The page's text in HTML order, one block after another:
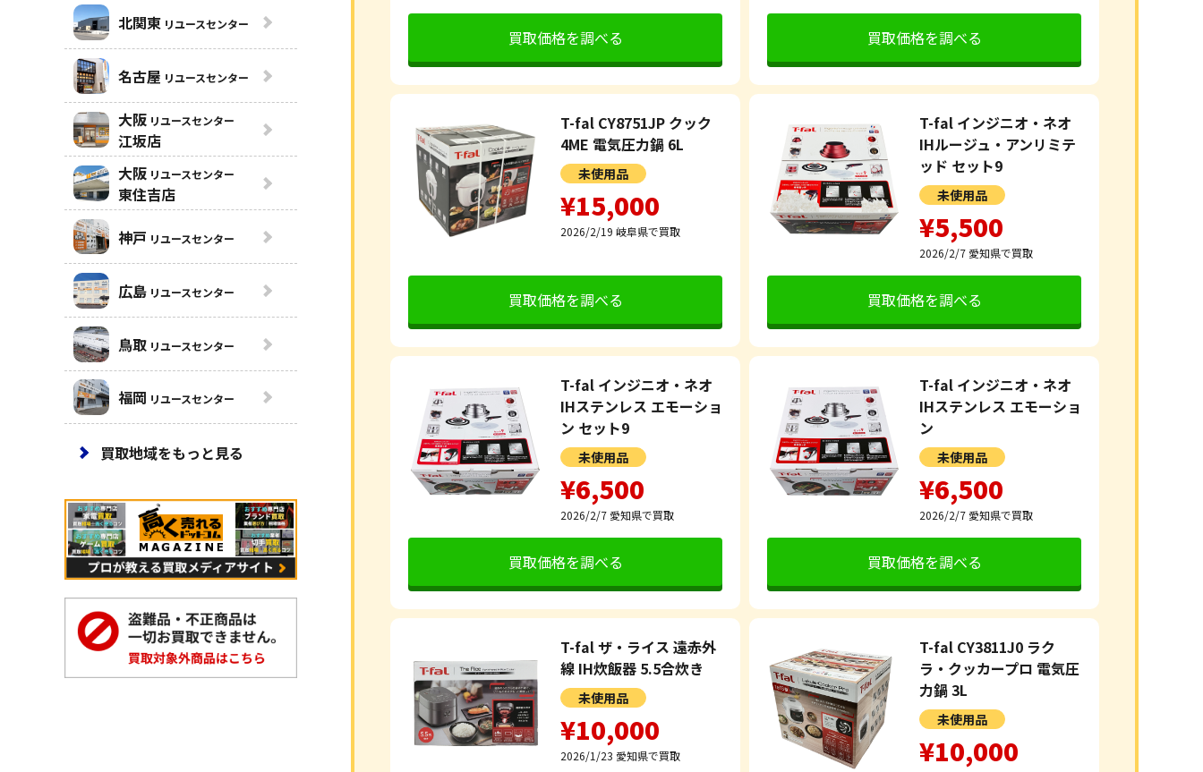
買取価格を調べる 買取価格を調べる
T-fal CY8751JP クック
4ME 電気圧力鍋 6L
未使用品
¥15,000
2026/2/19 岐阜県で買取
買取価格を調べる
T-fal インジニオ・ネオ
IHルージュ・アンリミテ
ッド セット9
未使用品
¥5,500
2026/2/7 愛知県で買取
買取価格を調べる
T-fal インジニオ・ネオ
IHステンレス エモーショ
ン セット9
未使用品
¥6,500
2026/2/7 愛知県で買取
買取価格を調べる
T-fal インジニオ・ネオ
IHステンレス エモーショ
ン
未使用品
¥6,500
2026/2/7 愛知県で買取
買取価格を調べる
T-fal ザ・ライス 遠赤外
線 IH炊飯器 5.5合炊き
未使用品
¥10,000
2026/1/23 愛知県で買取
T-fal CY3811J0 ラク
ラ・クッカープロ 電気圧
力鍋 3L
未使用品
¥10,000
北関東 リユースセンター
名古屋 リユースセンター
大阪 リユースセンター
江坂店
大阪 リユースセンター
東住吉店
神戸 リユースセンター
広島 リユースセンター
鳥取 リユースセンター
福岡 リユースセンター
買取地域をもっと見る